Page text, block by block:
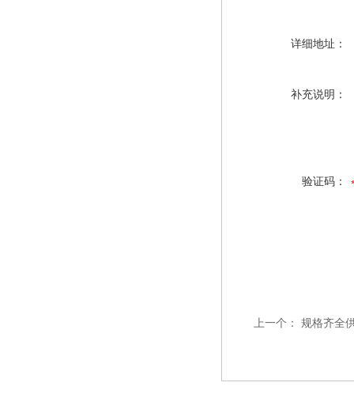
详细地址：
补充说明：
验证码：
上一个： 规格齐全